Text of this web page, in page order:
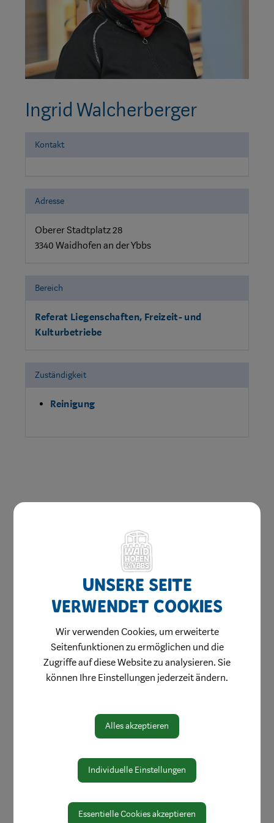
Ingrid Walcherberger
Kontakt
Adresse
Oberer Stadtplatz 28
3340 Waidhofen an der Ybbs
Bereich
Referat Liegenschaften, Freizeit- und
Kulturbetriebe
Zuständigkeit
Reinigung
Online Formulare
MitarbeiterInnen
Leitbild
Bereiche
Öffnungszeiten
Protokolle & Publikationen
Amtssignatur
Zahlen und Daten
EU-Whistleblowerrichtlinie
Unsere Seite
verwendet Cookies
Wir verwenden Cookies, um erweiterte
Seitenfunktionen zu ermöglichen und die
Zugriffe auf diese Website zu analysieren. Sie
können Ihre Einstellungen jederzeit ändern.
Alles akzeptieren
Individuelle Einstellungen
Essentielle Cookies akzeptieren